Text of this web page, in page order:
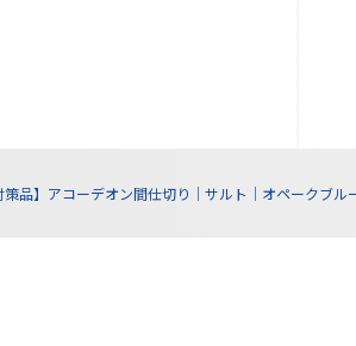
策品】アコーデオン間仕切り｜サルト｜オペークブ